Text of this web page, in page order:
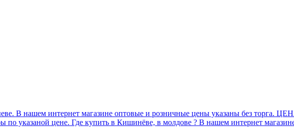
В нашем интернет магазине оптовые и розничные цены указаны без торга.
по указаной цене. Где купить в Кишинёве, в молдове ? В нашем интернет